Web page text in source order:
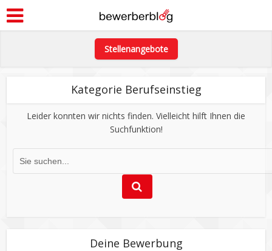
Stellenangebote
Kategorie Berufseinstieg
Leider konnten wir nichts finden. Vielleicht hilft Ihnen die
Suchfunktion!
Deine Bewerbung